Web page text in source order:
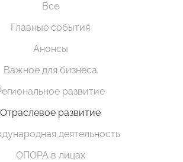
Все
Главные события
Анонсы
Важное для бизнеса
развитие
Отраслевое развитие
деятельность
ОПОРА в лицах